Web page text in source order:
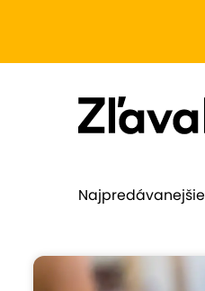
Najpredávanejšie